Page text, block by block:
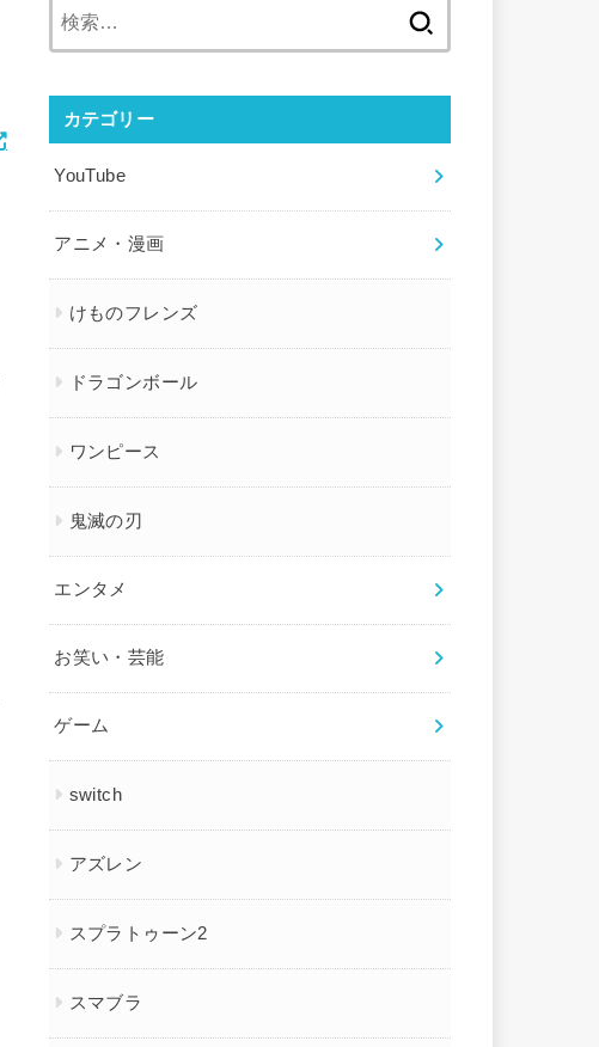
カテゴリー
YouTube
アニメ・漫画
けものフレンズ
ドラゴンボール
ワンピース
鬼滅の刃
エンタメ
お笑い・芸能
ゲーム
switch
アズレン
スプラトゥーン2
スマブラ